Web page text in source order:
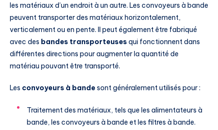
les matériaux d’un endroit à un autre. Les convoyeurs à bande
peuvent transporter des matériaux horizontalement,
verticalement ou en pente. Il peut également être fabriqué
avec des bandes transporteuses qui fonctionnent dans
différentes directions pour augmenter la quantité de
matériau pouvant être transporté.
Les convoyeurs à bandesont généralement utilisés pour :
Traitement des matériaux, tels que les alimentateurs à
bande, les convoyeurs à bande et les filtres à bande.